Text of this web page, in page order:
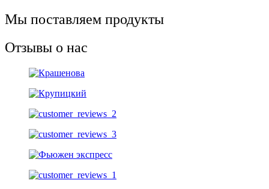
Мы поставляем продукты
Отзывы о нас